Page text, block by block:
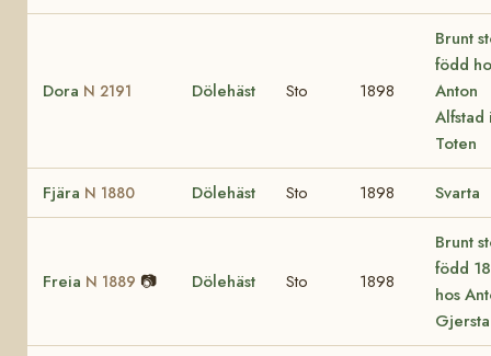
Dora N 2191 Dölehäst Sto 1898
Brunt
född
Anton
Alfstad
Toten
Fjära N 1880 Dölehäst Sto 1898 Svarta
Freia N 1889 📷 Dölehäst Sto 1898
Brunt
född
hos